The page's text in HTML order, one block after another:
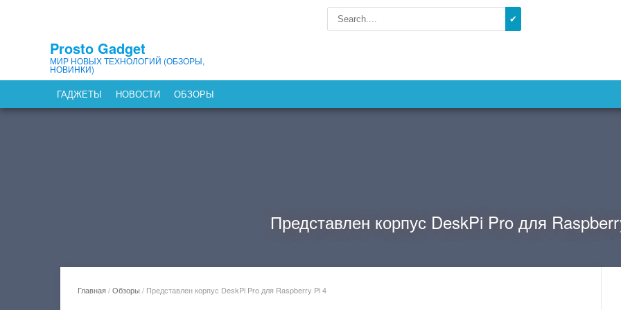
Prosto Gadget
МИР НОВЫХ ТЕХНОЛОГИЙ (ОБЗОРЫ,
НОВИНКИ)
✔
ГАДЖЕТЫ НОВОСТИ ОБЗОРЫ
Представлен корпус DeskPi Pro для
Главная/Обзоры / Представлен корпус DeskPi Pro для Raspberry Pi 4